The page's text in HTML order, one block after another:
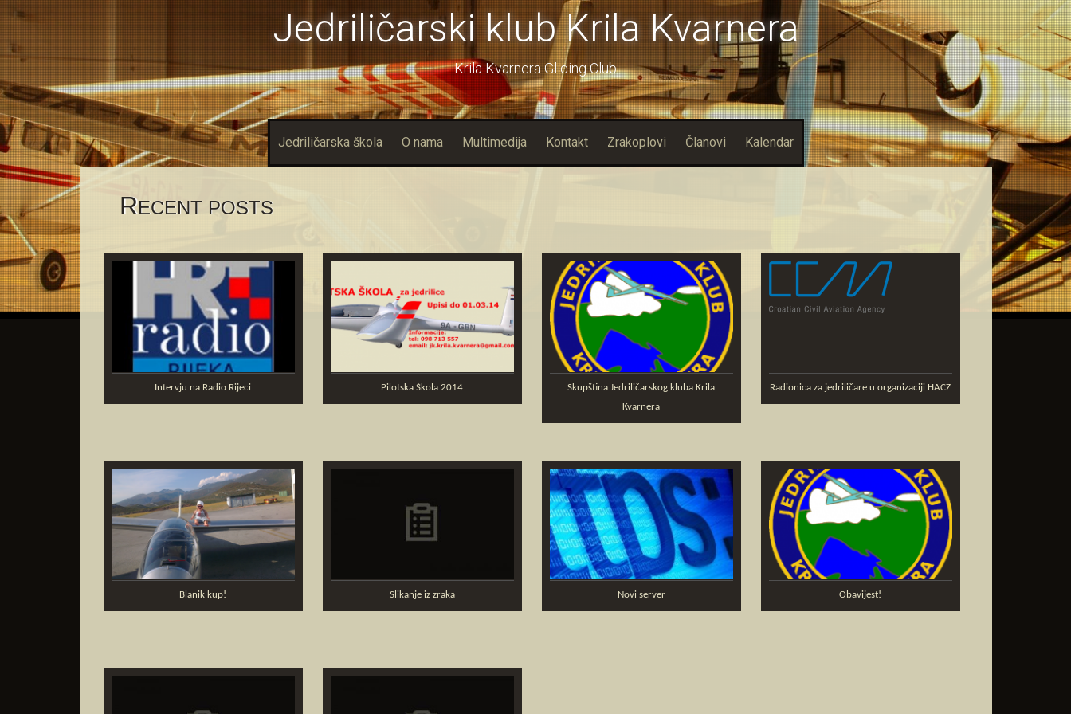
Jedriličarski klub Krila Kvarnera
Krila Kvarnera Gliding Club
Jedriličarska škola O nama Multimedija Kontakt Zrakoplovi Članovi Kalendar
RECENT POSTS
Intervju na Radio Rijeci Pilotska Škola 2014
Skupština Jedriličarskog kluba Krila
Kvarnera
Radionica za jedriličare u organizaciji HACZ
Blanik kup! Slikanje iz zraka Novi server Obavijest!